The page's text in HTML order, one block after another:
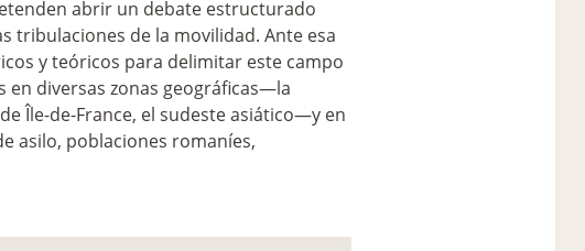
abrir un debate estructurado
de la movilidad. Ante esa
y teóricos para delimitar este campo
en diversas zonas geográficas—la
Île-de-France, el sudeste asiático—y en
asilo, poblaciones romaníes,